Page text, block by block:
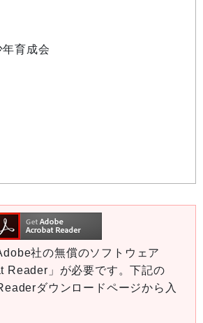
年育成会
社の無償のソフトウェア
Reader」が必要です。下記の
ダウンロードページから入